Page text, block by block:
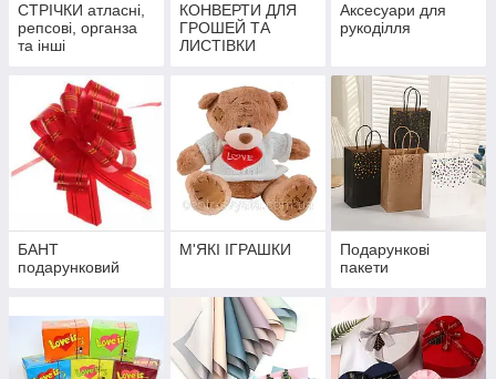
СТРІЧКИ атласні,
репсові, органза
та інші
КОНВЕРТИ ДЛЯ
ГРОШЕЙ ТА
ЛИСТІВКИ
Аксесуари для
рукоділля
БАНТ
подарунковий
М'ЯКІ ІГРАШКИ
Подарункові
пакети